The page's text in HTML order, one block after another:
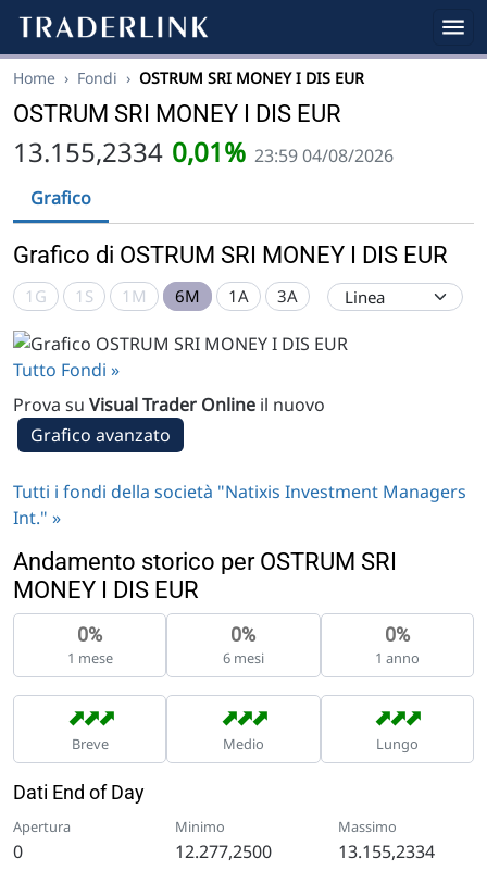
Home › Fondi › OSTRUM SRI MONEY I DIS EUR
OSTRUM SRI MONEY I DIS EUR
13.155,2334 0,01% 23:59 04/08/2026
Grafico
Grafico di OSTRUM SRI MONEY I DIS EUR
1G 1S 1M 6M 1A 3A
Tutto Fondi »
Prova su Visual Trader Online il nuovo
Grafico avanzato
Tutti i fondi della società "Natixis Investment Managers
Int." »
Andamento storico per OSTRUM SRI
MONEY I DIS EUR
0%
1 mese
0%
6 mesi
0%
1 anno
➡
➡
➡
Breve
➡
➡
➡
Medio
➡
➡
➡
Lungo
Dati End of Day
Apertura
0
Minimo
12.277,2500
Massimo
13.155,2334